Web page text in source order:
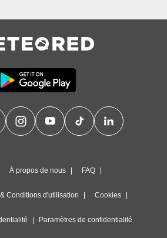
À propos de nous FAQ
Conditions d'utilisation Cookies
Paramètres de confidentialité